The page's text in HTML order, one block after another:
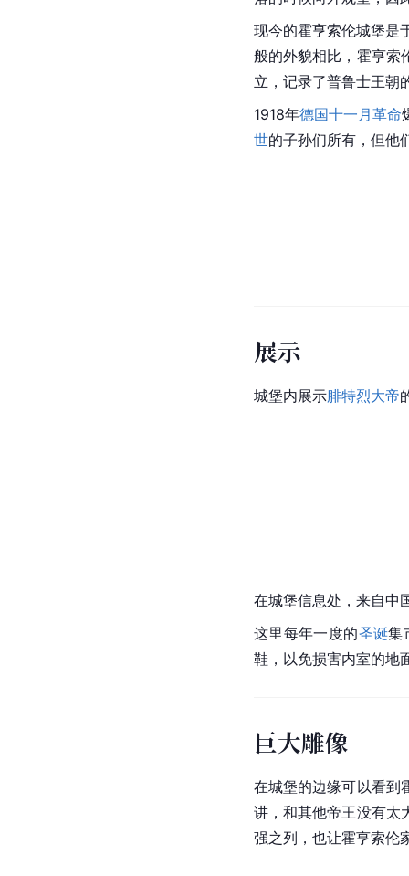
现今的霍亨索伦城堡是
般的外貌相比，霍亨索
立，记录了普鲁士王朝
1918年德国十一月革命
世的子孙们所有，但他
展示
城堡内展示腓特烈大帝
在城堡信息处，来自中
这里每年一度的圣诞集
鞋，以免损害内室的地
巨大雕像
在城堡的边缘可以看到
讲，和其他帝王没有太
强之列，也让霍亨索伦